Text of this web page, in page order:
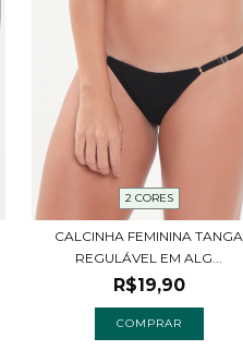
2 CORES
CALCINHA FEMININA TANGA
REGULÁVEL EM ALG...
R$19,90
COMPRAR